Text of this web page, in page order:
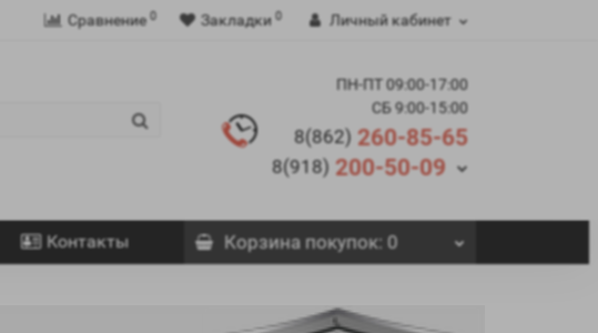
Сравнение 0 Закладки 0 Личный кабинет
ПН-ПТ 09:00-17:00
СБ 9:00-15:00
8(862) 260-85-65
8(918) 200-50-09
Контакты Корзина покупок: 0